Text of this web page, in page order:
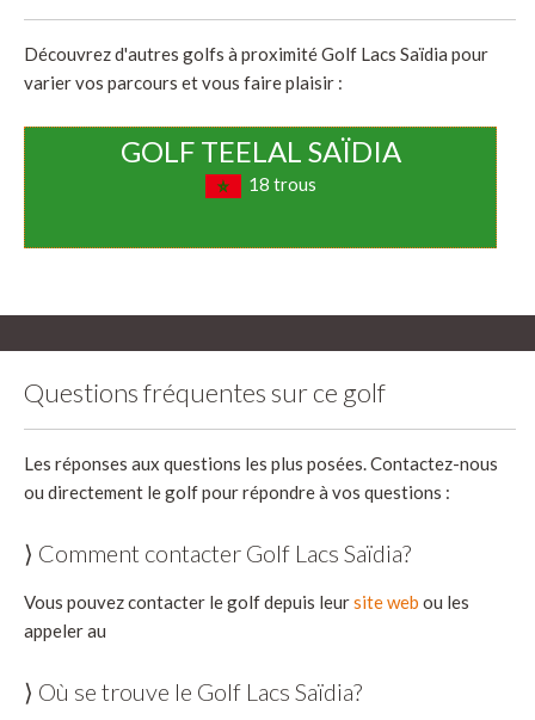
Découvrez d'autres golfs à proximité Golf Lacs Saïdia pour
varier vos parcours et vous faire plaisir :
GOLF TEELAL SAÏDIA
18 trous
Questions fréquentes sur ce golf
Les réponses aux questions les plus posées. Contactez-nous
ou directement le golf pour répondre à vos questions :
⟩ Comment contacter Golf Lacs Saïdia?
Vous pouvez contacter le golf depuis leursite web ou les
appeler au
⟩ Où se trouve le Golf Lacs Saïdia?